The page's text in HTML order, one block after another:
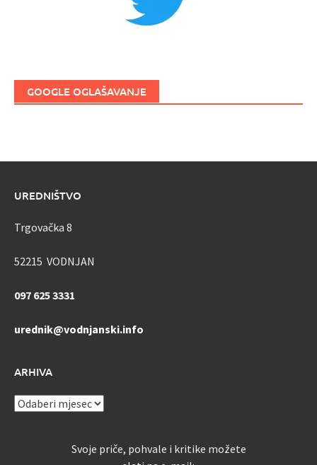
GOOGLE OGLAŠAVANJE
UREDNIŠTVO
Trgovačka 8
52215 VODNJAN
097 625 3331
urednik@vodnjanski.info
ARHIVA
ARHIVA
Svoje priče, pohvale i kritike možete